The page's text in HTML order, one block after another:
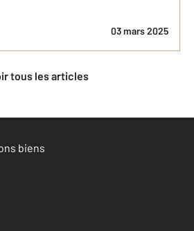
03 mars 2025
tous les articles
biens